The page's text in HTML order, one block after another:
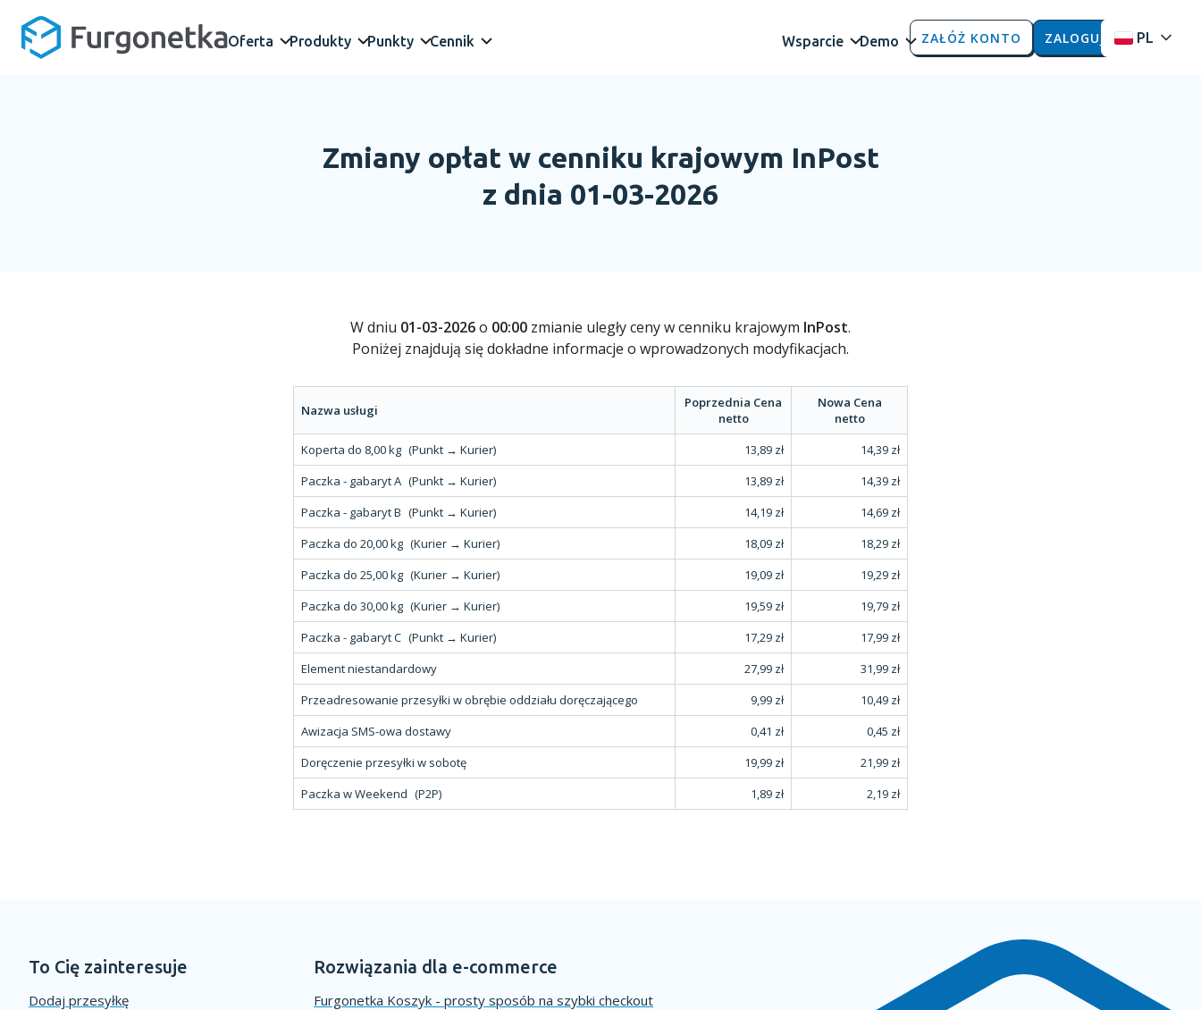
Oferta Produkty Punkty Cennik Wsparcie Demo ZAŁÓŻ KONTO ZALOGUJ PL
Zmiany opłat w cenniku krajowym InPost
z dnia 01-03-2026
W dniu 01-03-2026o 00:00 zmianie uległy ceny w cenniku krajowym InPost.
Poniżej znajdują się dokładne informacje o wprowadzonych modyfikacjach.
Nazwa usługi
Poprzednia Cena
netto
Nowa Cena
netto
Koperta do 8,00 kg (Punkt → Kurier) 13,89 zł
14,39 zł
Paczka - gabaryt A (Punkt → Kurier) 13,89 zł
14,39 zł
Paczka - gabaryt B (Punkt → Kurier) 14,19 zł
14,69 zł
Paczka do 20,00 kg (Kurier → Kurier) 18,09 zł
18,29 zł
Paczka do 25,00 kg (Kurier → Kurier) 19,09 zł
19,29 zł
Paczka do 30,00 kg (Kurier → Kurier) 19,59 zł
19,79 zł
Paczka - gabaryt C (Punkt → Kurier) 17,29 zł
17,99 zł
Element niestandardowy
27,99 zł
31,99 zł
Przeadresowanie przesyłki w obrębie oddziału doręczającego
9,99 zł
10,49 zł
Awizacja SMS-owa dostawy
0,41 zł
0,45 zł
Doręczenie przesyłki w sobotę
19,99 zł
21,99 zł
Paczka w Weekend (P2P) 1,89 zł 2,19 zł
To Cię zainteresuje
Dodaj przesyłkę
Rozwiązania dla e-commerce
Furgonetka Koszyk - prosty sposób na szybki checkout